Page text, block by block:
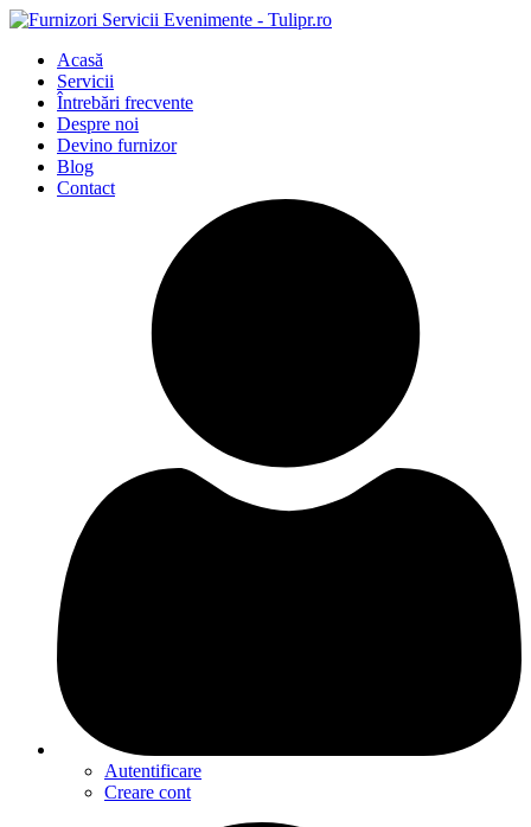
Acasă
Servicii
Întrebări frecvente
Despre noi
Devino furnizor
Blog
Contact
Autentificare
Creare cont